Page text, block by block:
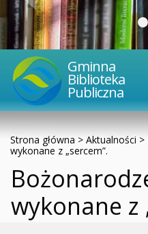
Gminna
Biblioteka
Publiczna
Strona główna > Aktualności >
wykonane z „sercem”.
wykonane z